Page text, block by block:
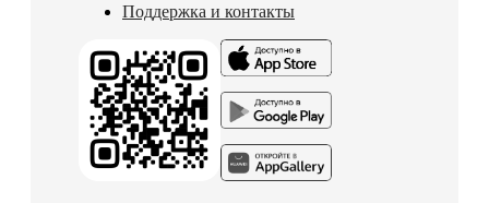
Поддержка и контакты